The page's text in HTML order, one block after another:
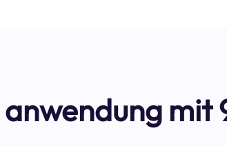
mit